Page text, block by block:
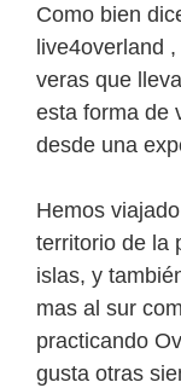
Como bien
live4overland
veras que
esta forma de
desde una
Hemos
territorio de la
islas, y
mas al sur
practicando
gusta otras